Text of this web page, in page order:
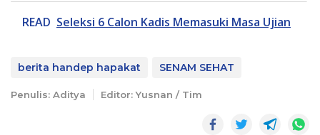
READ Seleksi 6 Calon Kadis Memasuki Masa Ujian
berita handep hapakat SENAM SEHAT
Penulis: Aditya Editor: Yusnan / Tim